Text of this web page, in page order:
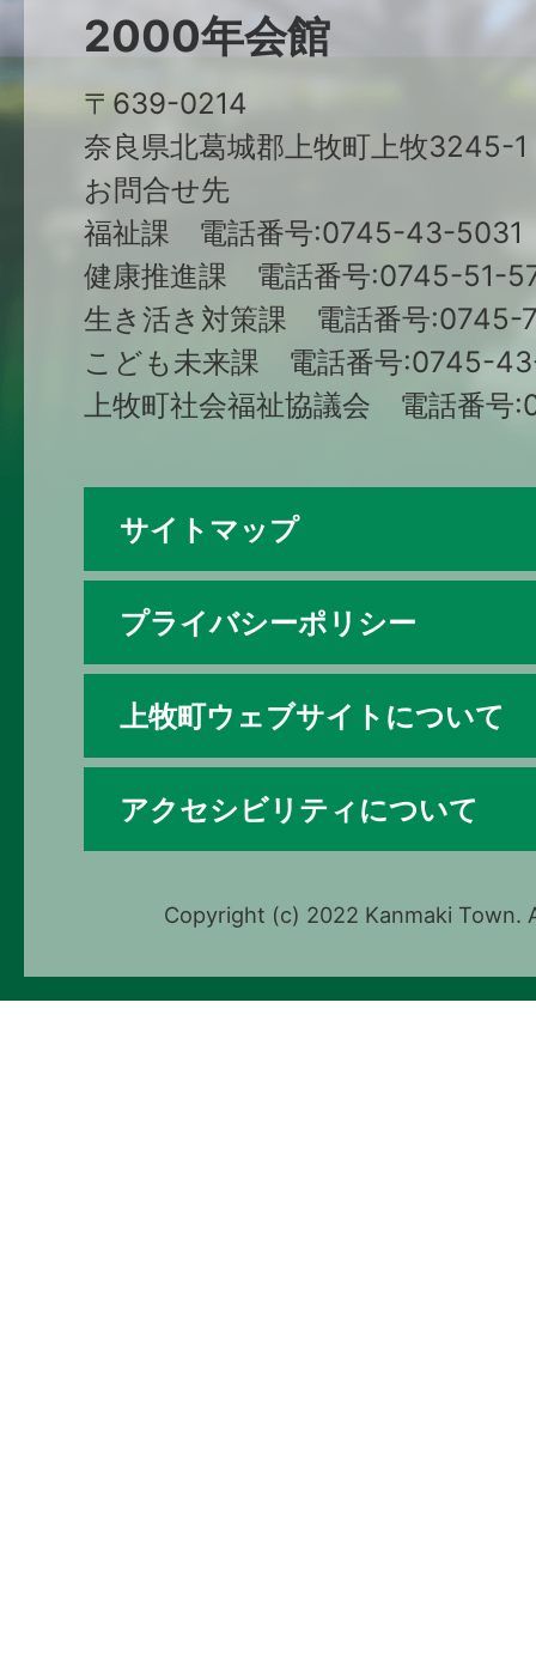
2000年会館
〒639-0214
奈良県北葛城郡上牧町上牧3245-1
お問合せ先
福祉課 電話番号:0745-43-5031
健康推進課 電話番号:0745-51-
生き活き対策課 電話番号:0745-
こども未来課 電話番号:0745-
上牧町社会福祉協議会 電話番
サイトマップ
プライバシーポリシー
上牧町ウェブサイトについて
アクセシビリティについて
Copyright (c) 2022 Kanmaki Town.